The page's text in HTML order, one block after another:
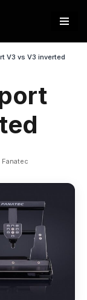
V3 vs V3 inverted
Fanatec